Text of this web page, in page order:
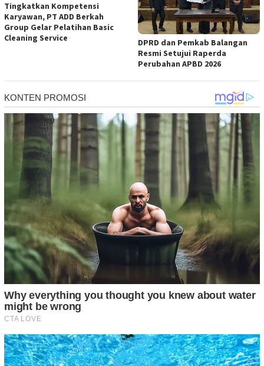
Tingkatkan Kompetensi
Karyawan, PT ADD Berkah
Group Gelar Pelatihan Basic
Cleaning Service
DPRD dan Pemkab Balangan
Resmi Setujui Raperda
Perubahan APBD 2026